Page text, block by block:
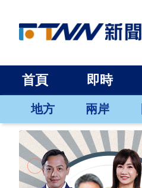
首頁 即時
地方 兩岸